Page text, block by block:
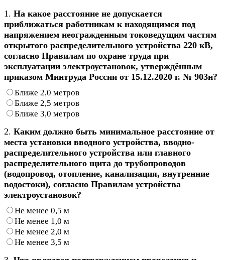
1. На какое расстояние не допускается
приближаться работникам к находящимся под
напряжением неогражденным токоведущим частям
открытого распределительного устройства 220 кВ,
согласно Правилам по охране труда при
эксплуатации электроустановок, утверждённым
приказом Минтруда России от 15.12.2020 г. № 903н?
Ближе 2,0 метров
Ближе 2,5 метров
Ближе 3,0 метров
2. Каким должно быть минимальное расстояние от
места установки вводного устройства, вводно-
распределительного устройства или главного
распределительного щита до трубопроводов
(водопровод, отопление, канализация, внутренние
водостоки), согласно Правилам устройства
электроустановок?
Не менее 0,5 м
Не менее 1,0 м
Не менее 2,0 м
Не менее 3,5 м